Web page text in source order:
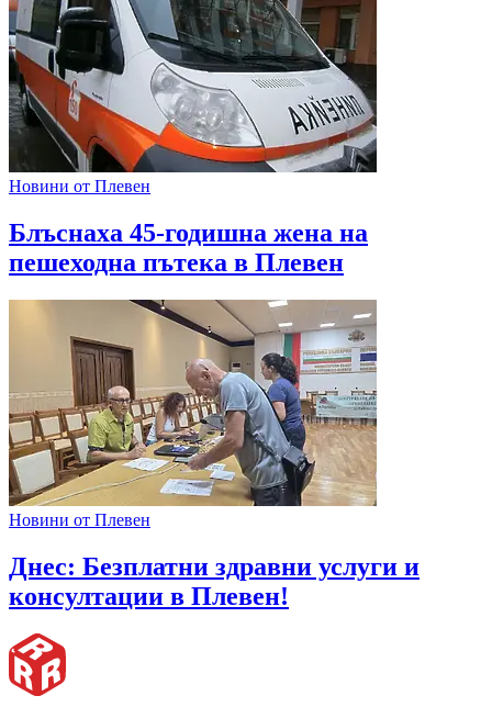
Новини от Плевен
Блъснаха 45-годишна жена на
пешеходна пътека в Плевен
Новини от Плевен
Днес: Безплатни здравни услуги и
консултации в Плевен!